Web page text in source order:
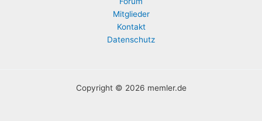
Mitglieder
Kontakt
Datenschutz
Copyright © 2026 memler.de